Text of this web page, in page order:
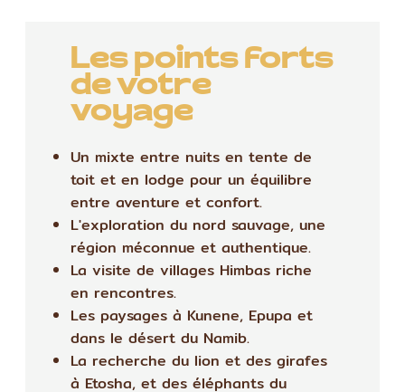
Les points forts
de votre
voyage
Un mixte entre nuits en tente de
toit et en lodge pour un équilibre
entre aventure et confort.
L'exploration du nord sauvage, une
région méconnue et authentique.
La visite de villages Himbas riche
en rencontres.
Les paysages à Kunene, Epupa et
dans le désert du Namib.
La recherche du lion et des girafes
à Etosha, et des éléphants du